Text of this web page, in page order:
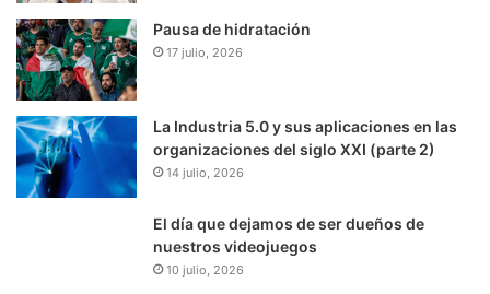
Pausa de hidratación
17 julio, 2026
La Industria 5.0 y sus aplicaciones en las
organizaciones del siglo XXI (parte 2)
14 julio, 2026
El día que dejamos de ser dueños de
nuestros videojuegos
10 julio, 2026